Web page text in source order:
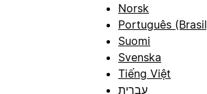
Norsk
Português
Suomi
Svenska
Tiếng Việt
עברית